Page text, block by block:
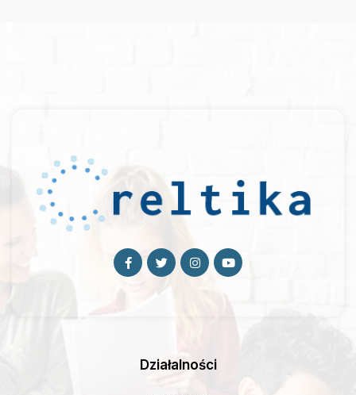
Działalności